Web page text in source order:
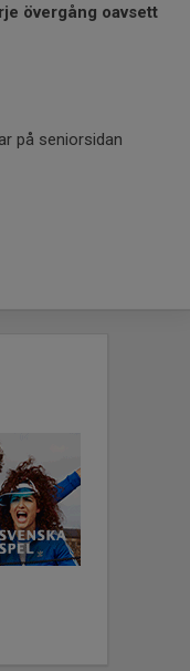
övergång oavsett
på seniorsidan